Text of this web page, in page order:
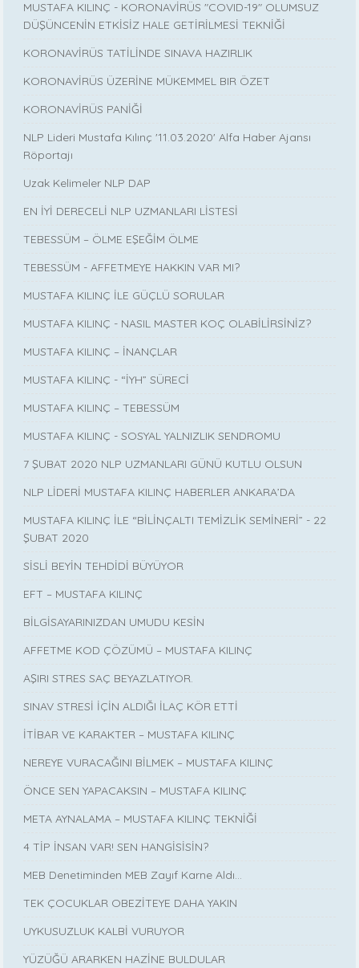
MUSTAFA KILINÇ - KORONAVİRÜS "COVID-19" OLUMSUZ
DÜŞÜNCENİN ETKİSİZ HALE GETİRİLMESİ TEKNİĞİ
KORONAVİRÜS TATİLİNDE SINAVA HAZIRLIK
KORONAVİRÜS ÜZERİNE MÜKEMMEL BIR ÖZET
KORONAVİRÜS PANİĞİ
NLP Lideri Mustafa Kılınç '11.03.2020' Alfa Haber Ajansı
Röportajı
Uzak Kelimeler NLP DAP
EN İYİ DERECELİ NLP UZMANLARI LİSTESİ
TEBESSÜM – ÖLME EŞEĞİM ÖLME
TEBESSÜM - AFFETMEYE HAKKIN VAR MI?
MUSTAFA KILINÇ İLE GÜÇLÜ SORULAR
MUSTAFA KILINÇ - NASIL MASTER KOÇ OLABİLİRSİNİZ?
MUSTAFA KILINÇ – İNANÇLAR
MUSTAFA KILINÇ - “İYH” SÜRECİ
MUSTAFA KILINÇ – TEBESSÜM
MUSTAFA KILINÇ - SOSYAL YALNIZLIK SENDROMU
7 ŞUBAT 2020 NLP UZMANLARI GÜNÜ KUTLU OLSUN
NLP LİDERİ MUSTAFA KILINÇ HABERLER ANKARA’DA
MUSTAFA KILINÇ İLE “BİLİNÇALTI TEMİZLİK SEMİNERİ” - 22
ŞUBAT 2020
SİSLİ BEYİN TEHDİDİ BÜYÜYOR
EFT – MUSTAFA KILINÇ
BİLGİSAYARINIZDAN UMUDU KESİN
AFFETME KOD ÇÖZÜMÜ – MUSTAFA KILINÇ
AŞIRI STRES SAÇ BEYAZLATIYOR.
SINAV STRESİ İÇİN ALDIĞI İLAÇ KÖR ETTİ
İTİBAR VE KARAKTER – MUSTAFA KILINÇ
NEREYE VURACAĞINI BİLMEK – MUSTAFA KILINÇ
ÖNCE SEN YAPACAKSIN – MUSTAFA KILINÇ
META AYNALAMA – MUSTAFA KILINÇ TEKNİĞİ
4 TİP İNSAN VAR! SEN HANGİSİSİN?
MEB Denetiminden MEB Zayıf Karne Aldı…
TEK ÇOCUKLAR OBEZİTEYE DAHA YAKIN
UYKUSUZLUK KALBİ VURUYOR
YÜZÜĞÜ ARARKEN HAZİNE BULDULAR